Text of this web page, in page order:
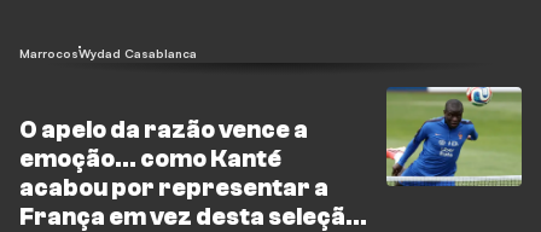
MarrocosWydad Casablanca
O apelo da razão vence a
emoção... como Kanté
acabou por representar a
França em vez desta seleção